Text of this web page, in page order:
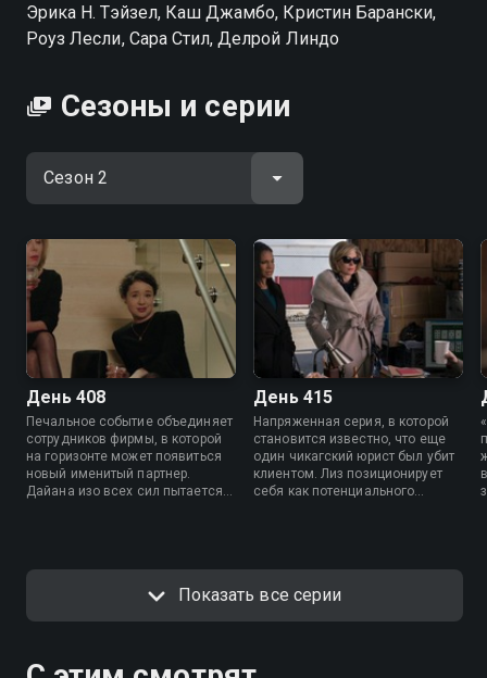
Эрика Н. Тэйзел, Каш Джамбо, Кристин Барански,
Роуз Лесли, Сара Стил, Делрой Линдо
Сезоны и серии
День 408
Печальное событие объединяет
сотрудников фирмы, в которой
на горизонте может появиться
новый именитый партнер.
Дайана изо всех сил пытается
День 415
Напряженная серия, в которой
становится известно, что еще
один чикагский юрист был убит
клиентом. Лиз позиционирует
себя как потенциального
Показать все серии